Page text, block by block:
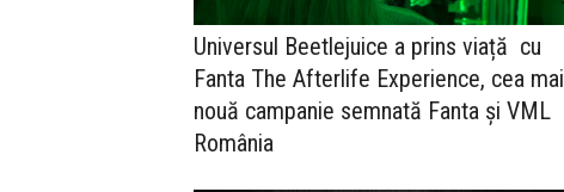
Universul Beetlejuice a prins viață cu
Fanta The Afterlife Experience, cea mai
nouă campanie semnată Fanta și VML
România